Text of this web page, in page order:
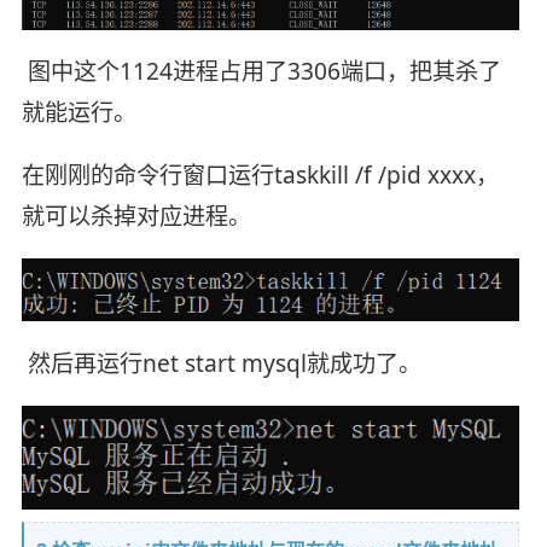
图中这个1124进程占用了3306端口，把其杀了
就能运行。
在刚刚的命令行窗口运行taskkill /f /pid xxxx，
就可以杀掉对应进程。
然后再运行net start mysql就成功了。